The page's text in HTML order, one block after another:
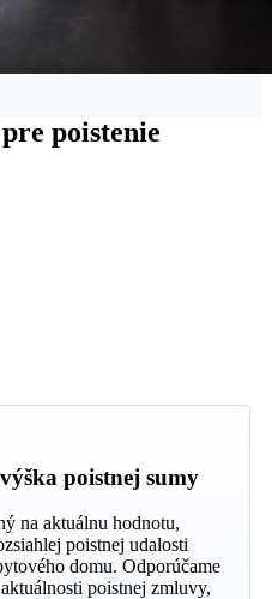
poistenie
poistnej sumy
na aktuálnu hodnotu,
poistnej udalosti
domu. Odporúčame
poistnej zmluvy,